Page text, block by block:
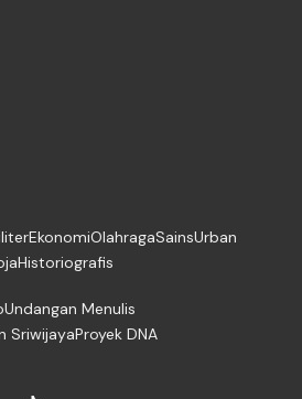
EkonomiOlahragaSainsUrban
Historiografis
Undangan Menulis
SriwijayaProyek DNA